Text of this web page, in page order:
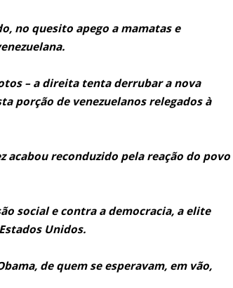
no quesito apego a mamatas e
– a direita tenta derrubar a nova
porção de venezuelanos relegados à
acabou reconduzido pela reação do povo
social e contra a democracia, a elite
Unidos.
de quem se esperavam, em vão,